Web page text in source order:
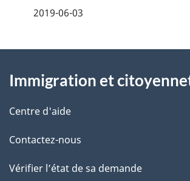
i
l
s
d
2019-06-03
propos
de
ce
site
Immigration et
Centre d'aide
Contactez-nous
Vérifier l’état de sa demande